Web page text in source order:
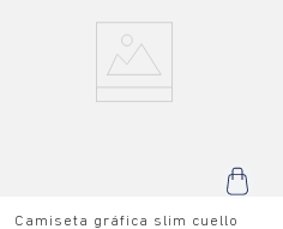
Camiseta gráfica slim cuello